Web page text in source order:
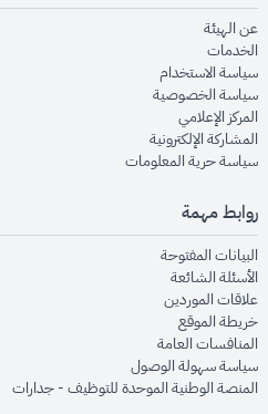
عن الهيئةopens in new window
الخدماتopens in new window
سياسة الاستخدام
سياسة الخصوصيةopens in new window
المركز الإعلاميopens in new window
المشاركة الإلكترونيةopens in new window
سياسة حرية المعلوماتin new window
روابط مهمة
البيانات المفتوحةopens in new window
الأسئلة الشائعةopens in new window
علاقات الموردينopens in new window
خريطة الموقعopens in new window
المنافسات العامةopens in new window
سياسة سهولة الوصولin new window
المنصة الوطنية الموحدة للتوظيف - جدارات